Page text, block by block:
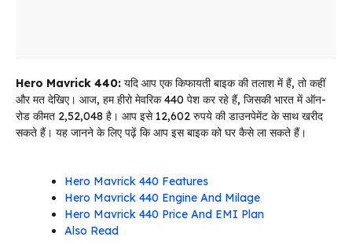
Hero Mavrick 440: यदि आप एक किफायती बाइक की तलाश में हैं, तो कहीं
और मत देखिए। आज, हम हीरो मेवरिक 440 पेश कर रहे हैं, जिसकी भारत में ऑन-
रोड कीमत ₹2,52,048 है। आप इसे 12,602 रुपये की डाउनपेमेंट के साथ खरीद
सकते हैं। यह जानने के लिए पढ़ें कि आप इस बाइक को घर कैसे ला सकते हैं।
Hero Mavrick 440 Features
Hero Mavrick 440 Engine And Milage
Hero Mavrick 440 Price And EMI Plan
Also Read